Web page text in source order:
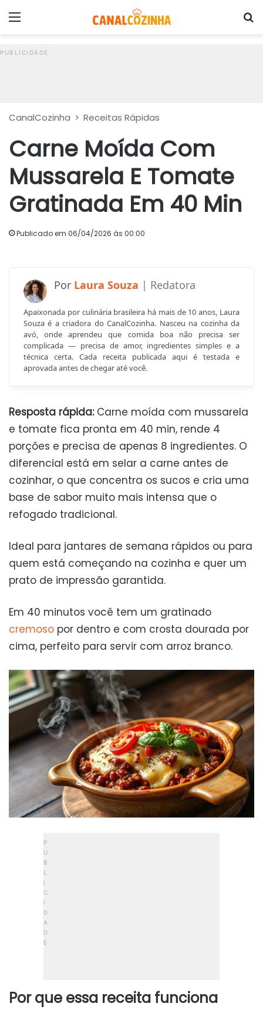
CanalCozinha > Receitas Rápidas
Carne Moída Com
Mussarela E Tomate
Gratinada Em 40 Min
Publicado em 06/04/2026 às 00:00
Laura Souza
Apaixonada por culinária brasileira há mais de 10 anos, Laura
Souza é a criadora do CanalCozinha. Nasceu na cozinha da
avó, onde aprendeu que comida boa não precisa ser
complicada — precisa de amor, ingredientes simples e a
técnica certa. Cada receita publicada aqui é testada e
aprovada antes de chegar até você.
Resposta rápida:Carne moída com mussarela
e tomate fica pronta em 40 min, rende 4
porções e precisa de apenas 8 ingredientes. O
diferencial está em selar a carne antes de
cozinhar, o que concentra os sucos e cria uma
base de sabor muito mais intensa que o
refogado tradicional.
Ideal para jantares de semana rápidos ou para
quem está começando na cozinha e quer um
prato de impressão garantida.
Em 40 minutos você tem um gratinado
cremoso por dentro e com crosta dourada por
cima, perfeito para servir com arroz branco.
Por que essa receita funciona